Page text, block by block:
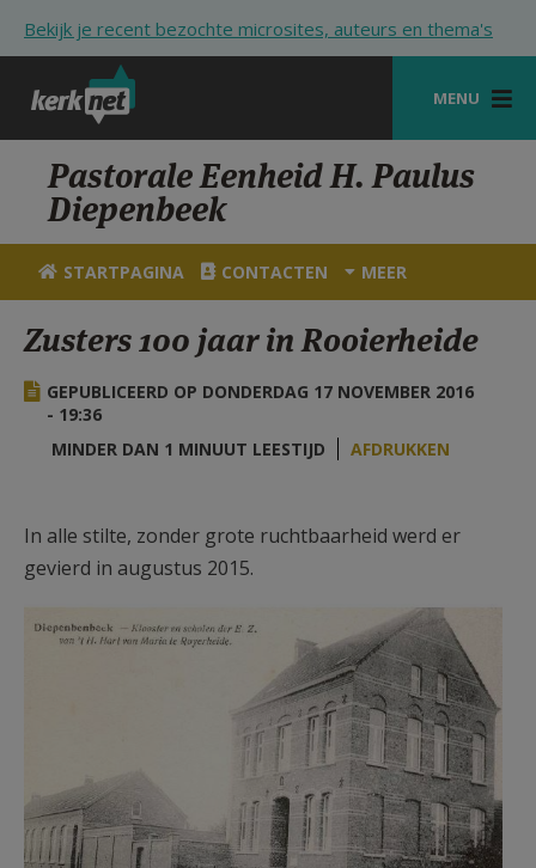
Bekijk je recent bezochte microsites, auteurs en thema's
MENU
STARTPAGINA
KERK
VIERINGEN
ZOEKEN
HULP
STARTPAGINA PORTAAL
AANMELDEN OF REGISTREREN
Pastorale Eenheid H. Paulus
Diepenbeek
STARTPAGINA CONTACTEN MEER
Zusters 100 jaar in Rooierheide
GEPUBLICEERD OP DONDERDAG 17 NOVEMBER 2016
- 19:36
MINDER DAN 1 MINUUT LEESTIJD
AFDRUKKEN
In alle stilte, zonder grote ruchtbaarheid werd er
gevierd in augustus 2015.